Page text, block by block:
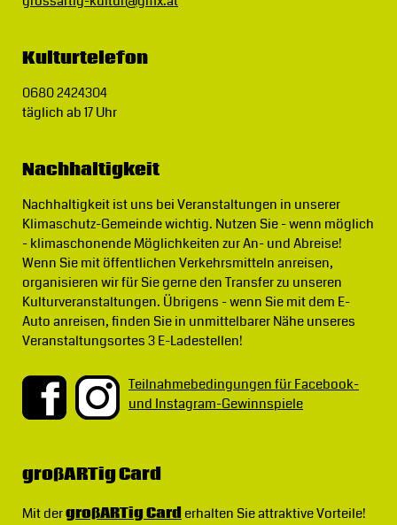
Kulturtelefon
0680 2424304
täglich ab 17 Uhr
Nachhaltigkeit
Nachhaltigkeit ist uns bei Veranstaltungen in unserer
Klimaschutz-Gemeinde wichtig. Nutzen Sie - wenn möglich
- klimaschonende Möglichkeiten zur An- und Abreise!
Wenn Sie mit öffentlichen Verkehrsmitteln anreisen,
organisieren wir für Sie gerne den Transfer zu unseren
Kulturveranstaltungen. Übrigens - wenn Sie mit dem E-
Auto anreisen, finden Sie in unmittelbarer Nähe unseres
Veranstaltungsortes 3 E-Ladestellen!
Teilnahmebedingungen für Facebook-
und Instagram-Gewinnspiele
großARTig Card
Mit dergroßARTig Carderhalten Sie attraktive Vorteile!